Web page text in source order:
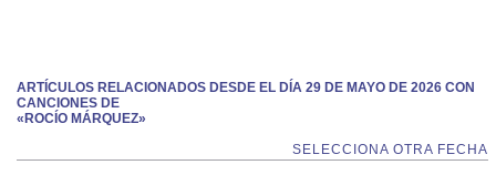
ARTÍCULOS RELACIONADOS DESDE EL DÍA 29 DE MAYO DE 2026 CON
CANCIONES DE
«ROCÍO MÁRQUEZ»
SELECCIONA OTRA FECHA